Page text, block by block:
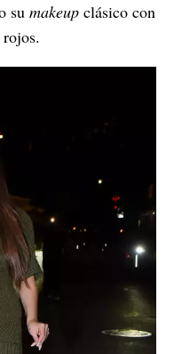
su makeup clásico con